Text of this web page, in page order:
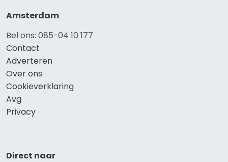
Amsterdam
Bel ons: 085-04 10 177
Contact
Adverteren
Over ons
Cookieverklaring
Avg
Privacy
Direct naar